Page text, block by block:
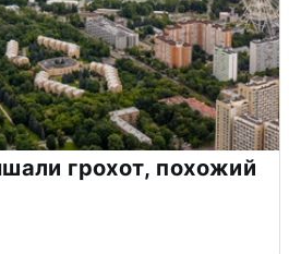
грохот, похожий